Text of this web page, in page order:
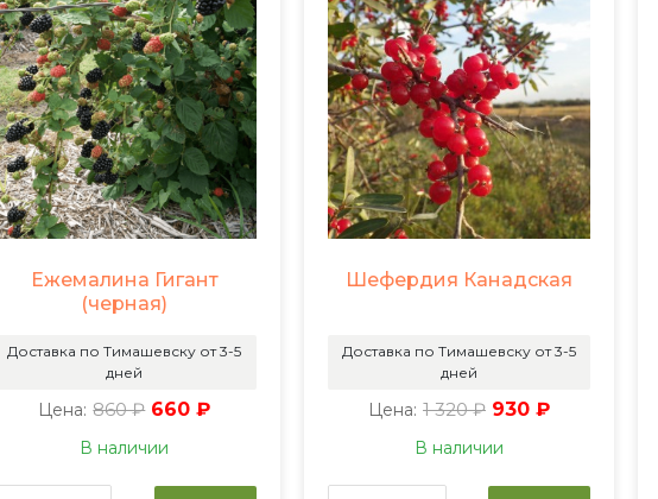
Ежемалина Гигант
(черная)
Доставка по Тимашевску от 3-5
дней
Цена: 860 ₽ 660 ₽
В наличии
Шефердия Канадская
Доставка по Тимашевску от 3-5
дней
Цена: 1 320 ₽ 930 ₽
В наличии